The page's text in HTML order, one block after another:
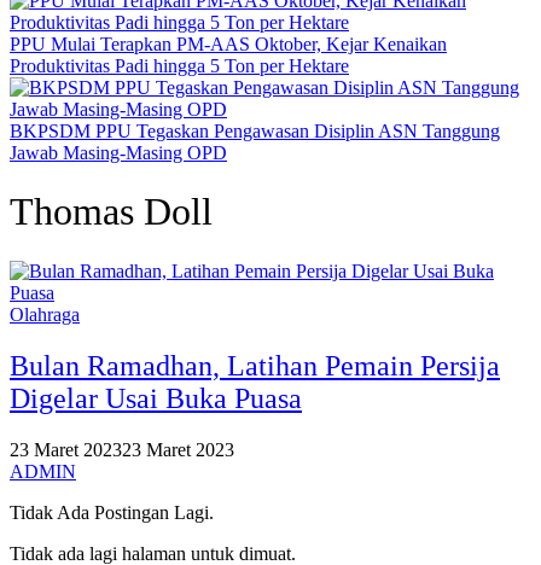
PPU Mulai Terapkan PM-AAS Oktober, Kejar Kenaikan
Produktivitas Padi hingga 5 Ton per Hektare
BKPSDM PPU Tegaskan Pengawasan Disiplin ASN Tanggung
Jawab Masing-Masing OPD
Thomas Doll
Olahraga
Bulan Ramadhan, Latihan Pemain Persija
Digelar Usai Buka Puasa
23 Maret 202323 Maret 2023
ADMIN
Tidak Ada Postingan Lagi.
Tidak ada lagi halaman untuk dimuat.